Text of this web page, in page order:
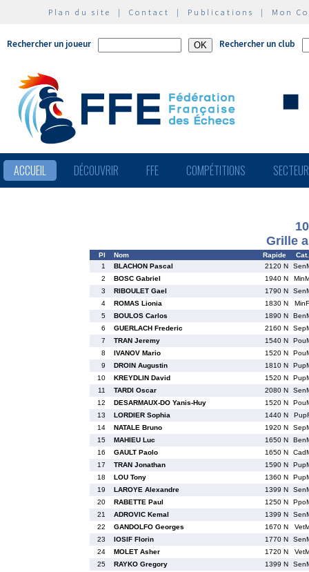
Plan du site | Contact | Publications | Mon
Rechercher un joueur Rechercher un club
ACCUEIL DÉCOUVRIR FFE COMPÉTITIONS
Grille
Pl Nom Rapide
Cat.
1
BLACHON Pascal 2120 N
2
BOSC Gabriel 1940 N
3
RIBOULET Gael 1790 N
4
ROMAS Lionia 1830 N
MinF
5
BOULOS Carlos 1890 N
6
GUERLACH Frederic 2160 N
7
TRAN Jeremy 1540 N
8
IVANOV Mario 1520 N
9
DROIN Augustin 1810 N
10
KREYDLIN David 1520 N
11
TARDI Oscar 2080 N
12
DESARMAUX-DO Yanis-Huy 1520 N
13
LORDIER Sophia 1440 N
14
NATALE Bruno 1920 N
15
MAHIEU Luc 1650 N
16
GAULT Paolo 1650 N
17
TRAN Jonathan 1590 N
18
LOU Tony 1360 N
19
LAROYE Alexandre 1399 N
20
RABETTE Paul 1250 N
21
ADROVIC Kemal 1399 N
22
GANDOLFO Georges 1670 N
23
IOSIF Florin 1770 N
24
MOLET Asher 1720 N
25
RAYKO Gregory 1399 N